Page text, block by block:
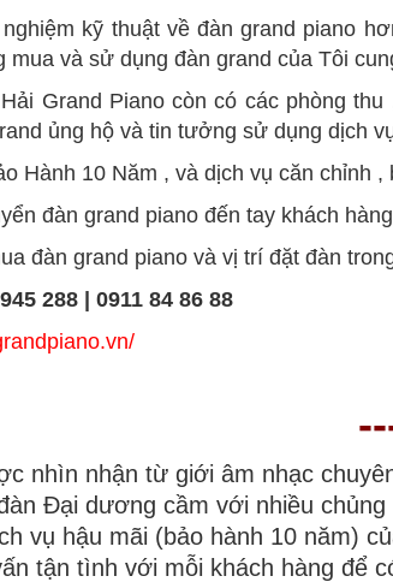
kỹ thuật về đàn grand piano
mua và sử dụng đàn grand của Tôi
Grand Piano còn có các phòng
ủng hộ và tin tưởng sử dụng dịch
Hành 10 Năm , và dịch vụ căn chỉnh
đàn grand piano đến tay khách
đàn grand piano và vị trí đặt đàn
288 | 0911 84 86 88
nhìn nhận từ giới âm nhạc
Đại dương cầm với nhiều
vụ hậu mãi (bảo hành 10 năm)
tận tình với mỗi khách hàng để